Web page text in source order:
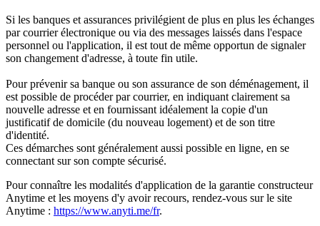
Si les banques et assurances privilégient de plus en plus les échanges
par courrier électronique ou via des messages laissés dans l'espace
personnel ou l'application, il est tout de même opportun de signaler
son changement d'adresse, à toute fin utile.
Pour prévenir sa banque ou son assurance de son déménagement, il
est possible de procéder par courrier, en indiquant clairement sa
nouvelle adresse et en fournissant idéalement la copie d'un
justificatif de domicile (du nouveau logement) et de son titre
d'identité.
Ces démarches sont généralement aussi possible en ligne, en se
connectant sur son compte sécurisé.
Pour connaître les modalités d'application de la garantie constructeur
Anytime et les moyens d'y avoir recours, rendez-vous sur le site
Anytime : https://www.anyti.me/fr.